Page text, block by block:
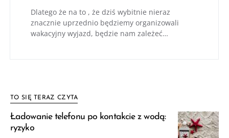
Dlatego że na to , że dziś wybitnie nieraz
znacznie uprzednio będziemy organizowali
wakacyjny wyjazd, będzie nam zależeć…
TO SIĘ TERAZ CZYTA
Ładowanie telefonu po kontakcie z wodą:
ryzyko